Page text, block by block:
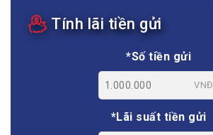
Tính lãi tiền gửi
*Số tiền gửi
VNĐ
*Lãi suất tiền gửi